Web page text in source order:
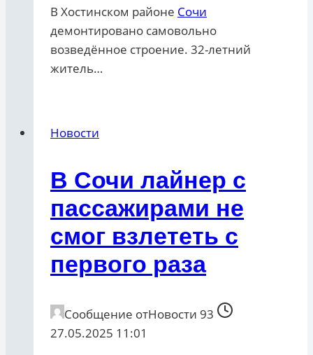
В Хостинском районе Сочи
демонтировано самовольно
возведённое строение. 32-летний
житель…
Новости
В Сочи лайнер с
пассажирами не
смог взлететь с
первого раза
Сообщение отНовости 93
27.05.2025 11:01